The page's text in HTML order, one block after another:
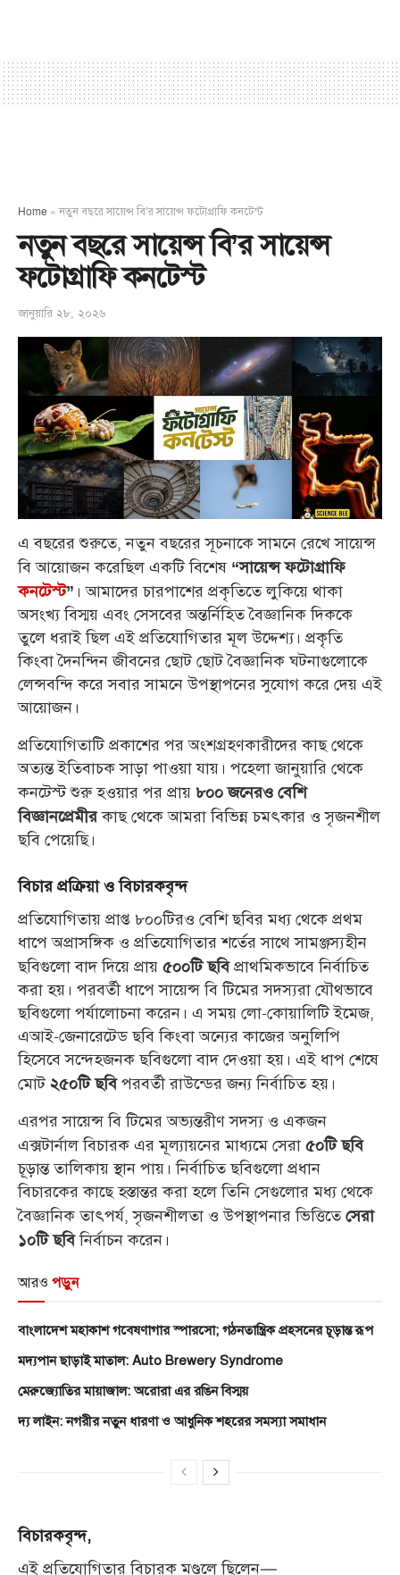
Home » নতুন বছরে সায়েন্স বি’র সায়েন্স ফটোগ্রাফি কনটেস্ট
নতুন বছরে সায়েন্স বি’র সায়েন্স
ফটোগ্রাফি কনটেস্ট
জানুয়ারি ২৮, ২০২৬
এ বছরের শুরুতে, নতুন বছরের সূচনাকে সামনে রেখে সায়েন্স
বি আয়োজন করেছিল একটি বিশেষ “সায়েন্স ফটোগ্রাফি
কনটেস্ট” । আমাদের চারপাশের প্রকৃতিতে লুকিয়ে থাকা
অসংখ্য বিস্ময় এবং সেসবের অন্তর্নিহিত বৈজ্ঞানিক দিককে
তুলে ধরাই ছিল এই প্রতিযোগিতার মূল উদ্দেশ্য। প্রকৃতি
কিংবা দৈনন্দিন জীবনের ছোট ছোট বৈজ্ঞানিক ঘটনাগুলোকে
লেন্সবন্দি করে সবার সামনে উপস্থাপনের সুযোগ করে দেয় এই
আয়োজন।
প্রতিযোগিতাটি প্রকাশের পর অংশগ্রহণকারীদের কাছ থেকে
অত্যন্ত ইতিবাচক সাড়া পাওয়া যায়। পহেলা জানুয়ারি থেকে
কনটেস্ট শুরু হওয়ার পর প্রায় ৮০০ জনেরও বেশি
বিজ্ঞানপ্রেমীরকাছ থেকে আমরা বিভিন্ন চমৎকার ও সৃজনশীল
ছবি পেয়েছি।
বিচার প্রক্রিয়া ও বিচারকবৃন্দ
প্রতিযোগিতায় প্রাপ্ত ৮০০টিরও বেশি ছবির মধ্য থেকে প্রথম
ধাপে অপ্রাসঙ্গিক ও প্রতিযোগিতার শর্তের সাথে সামঞ্জস্যহীন
ছবিগুলো বাদ দিয়ে প্রায় ৫০০টি ছবিপ্রাথমিকভাবে নির্বাচিত
করা হয়। পরবর্তী ধাপে সায়েন্স বি টিমের সদস্যরা যৌথভাবে
ছবিগুলো পর্যালোচনা করেন। এ সময় লো-কোয়ালিটি ইমেজ,
এআই-জেনারেটেড ছবি কিংবা অন্যের কাজের অনুলিপি
হিসেবে সন্দেহজনক ছবিগুলো বাদ দেওয়া হয়। এই ধাপ শেষে
মোট২৫০টি ছবিপরবর্তী রাউন্ডের জন্য নির্বাচিত হয়।
এরপর সায়েন্স বি টিমের অভ্যন্তরীণ সদস্য ও একজন
এক্সটার্নাল বিচারক এর মূল্যায়নের মাধ্যমে সেরা ৫০টি ছবি
চূড়ান্ত তালিকায় স্থান পায়। নির্বাচিত ছবিগুলো প্রধান
বিচারকের কাছে হস্তান্তর করা হলে তিনি সেগুলোর মধ্য থেকে
বৈজ্ঞানিক তাৎপর্য, সৃজনশীলতা ও উপস্থাপনার ভিত্তিতেসেরা
১০টি ছবিনির্বাচন করেন।
আরও পড়ুন
বাংলাদেশ মহাকাশ গবেষণাগার স্পারসো; গঠনতান্ত্রিক প্রহসনের চূড়ান্ত রূপ
মদ্যপান ছাড়াই মাতাল: Auto Brewery Syndrome
মেরুজ্যোতির মায়াজাল: অরোরা এর রঙিন বিস্ময়
দ্য লাইন: নগরীর নতুন ধারণা ও আধুনিক শহরের সমস্যা সমাধান
বিচারকবৃন্দ,
এই প্রতিযোগিতার বিচারক মণ্ডলে ছিলেন—